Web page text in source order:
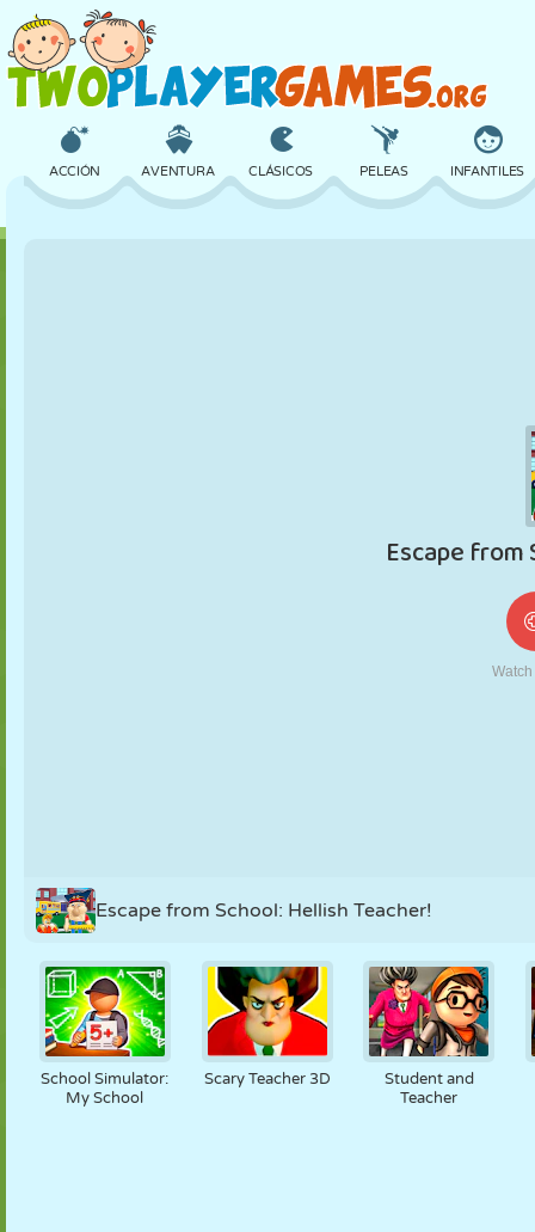
ACCIÓN AVENTURA CLÁSICOS PELEAS INFANTILES
RETRO ROBOTS
Escape from School: Hellish Teacher!
School Simulator:
My School
Scary Teacher 3D
Student and
Teacher